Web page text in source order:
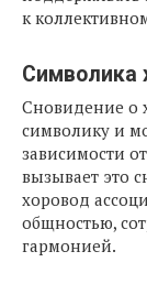
к
Символика
Сновидение о
символику и
зависимости
вызывает это
хоровод
общностью,
гармонией.